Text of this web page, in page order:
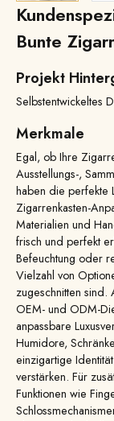
Bunte
Projekt
Selbstentwickeltes
Merkmale
Egal, ob Ihre
Ausstellungs-,
haben die perfekte
Zigarrenkasten-
Materialien und
frisch und perfekt
Befeuchtung oder
Vielzahl von
zugeschnitten sind.
OEM- und ODM-
anpassbare
Humidore,
einzigartige
verstärken. Für
Funktionen wie